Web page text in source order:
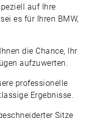
auf Ihre
es für Ihren BMW,
die Chance, Ihr
aufzuwerten.
professionelle
Ergebnisse.
Sitze